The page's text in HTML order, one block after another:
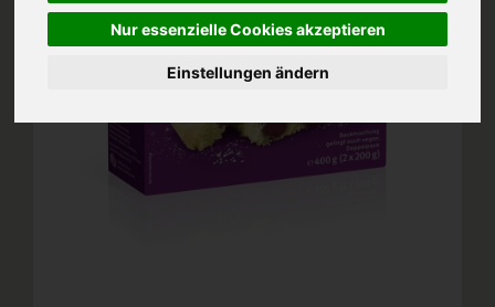
Nur essenzielle Cookies akzeptieren
Einstellungen ändern